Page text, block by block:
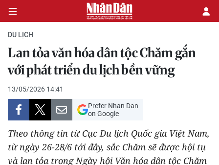
CHÍNH TRỊ
KINH TẾ
VĂN HÓA
XÃ HỘI
PHÁP LUẬT
DU LỊCH
Lan tỏa văn hóa dân tộc Chăm gắn
với phát triển du lịch bền vững
13/05/2026 14:41
Prefer Nhan Dan
on Google
Theo thông tin từ Cục Du lịch Quốc gia Việt Nam,
từ ngày 26-28/6 tới đây, sắc Chăm sẽ được hội tụ
và lan tỏa trong Ngày hội Văn hóa dân tộc Chăm